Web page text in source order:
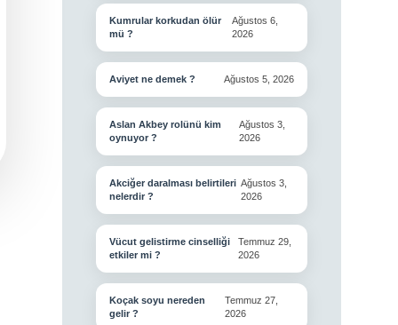
Kumrular korkudan ölür
mü ?
Ağustos 6,
2026
Aviyet ne demek ? Ağustos 5, 2026
Aslan Akbey rolünü kim
oynuyor ?
Ağustos 3,
2026
Akciğer daralması belirtileri
nelerdir ?
Ağustos 3,
2026
Vücut gelistirme cinselliği
etkiler mi ?
Temmuz 29,
2026
Koçak soyu nereden
gelir ?
Temmuz 27,
2026